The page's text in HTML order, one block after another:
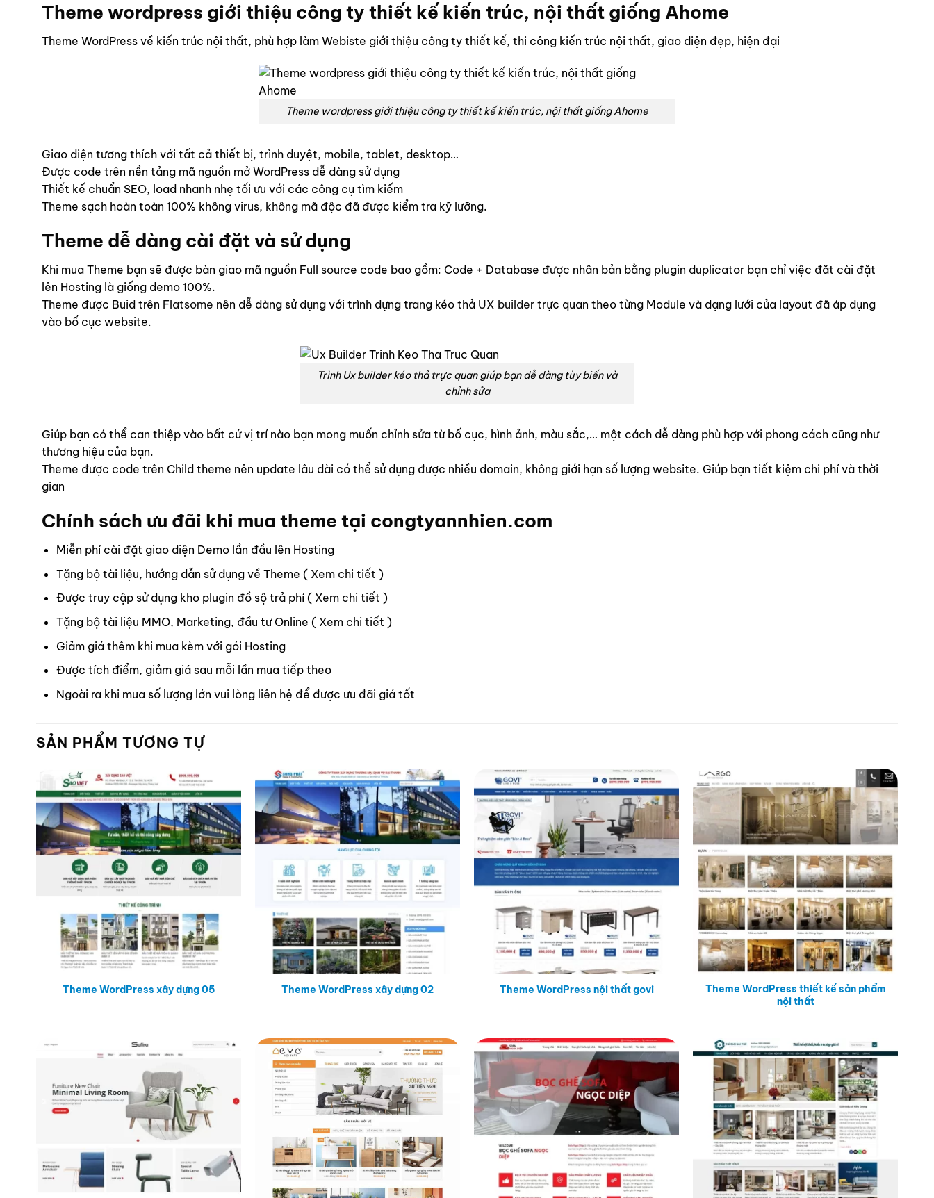
Theme wordpress giới thiệu công ty thiết kế kiến trúc, nội thất giống Ahome
Theme WordPress về kiến trúc nội thất, phù hợp làm Webiste giới thiệu công ty thiết kế, thi công kiến trúc nội thất, giao diện đẹp, hiện đại
Theme wordpress giới thiệu công ty thiết kế kiến trúc, nội thất giống Ahome
Giao diện tương thích với tất cả thiết bị, trình duyệt, mobile, tablet, desktop…
Được code trên nền tảng mã nguồn mở WordPress dễ dàng sử dụng
Thiết kế chuẩn SEO, load nhanh nhẹ tối ưu với các công cụ tìm kiếm
Theme sạch hoàn toàn 100% không virus, không mã độc đã được kiểm tra kỹ lưỡng.
Theme dễ dàng cài đặt và sử dụng
Khi mua Theme bạn sẽ được bàn giao mã nguồn Full source code bao gồm: Code + Database được nhân bản bằng plugin duplicator bạn chỉ việc đăt cài đặt
lên Hosting là giống demo 100%.
Theme được Buid trên Flatsome nên dễ dàng sử dụng với trình dựng trang kéo thả UX builder trực quan theo từng Module và dạng lưới của layout đã áp dụng
vào bố cục website.
Trình Ux builder kéo thả trực quan giúp bạn dễ dàng tùy biến và
chỉnh sửa
Giúp bạn có thể can thiệp vào bất cứ vị trí nào bạn mong muốn chỉnh sửa từ bố cục, hình ảnh, màu sắc,… một cách dễ dàng phù hợp với phong cách cũng như
thương hiệu của bạn.
Theme được code trên Child theme nên update lâu dài có thể sử dụng được nhiều domain, không giới hạn số lượng website. Giúp bạn tiết kiệm chi phí và thời
gian
Chính sách ưu đãi khi mua theme tại congtyannhien.com
Miễn phí cài đặt giao diện Demo lần đầu lên Hosting
Tặng bộ tài liệu, hướng dẫn sử dụng về Theme ( Xem chi tiết )
Được truy cập sử dụng kho plugin đồ sộ trả phí ( Xem chi tiết )
Tặng bộ tài liệu MMO, Marketing, đầu tư Online ( Xem chi tiết )
Giảm giá thêm khi mua kèm với gói Hosting
Được tích điểm, giảm giá sau mỗi lần mua tiếp theo
Ngoài ra khi mua số lượng lớn vui lòng liên hệ để được ưu đãi giá tốt
SẢN PHẨM TƯƠNG TỰ
Theme WordPress xây dựng 05 Theme WordPress xây dựng 02 Theme WordPress nội thất govi
Theme WordPress thiết kế sản phẩm
nội thất